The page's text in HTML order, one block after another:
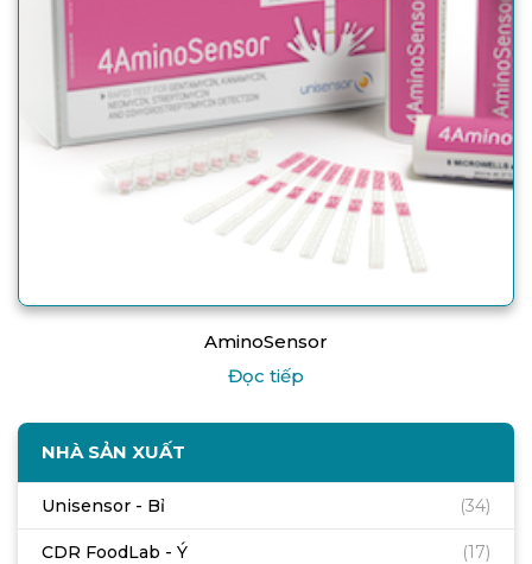
AminoSensor
Đọc tiếp
NHÀ SẢN XUẤT
Unisensor - Bỉ (34)
CDR FoodLab - Ý (17)